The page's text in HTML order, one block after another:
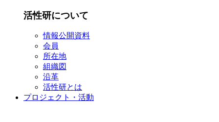
活性研について
情報公開資料
会員
所在地
組織図
沿革
活性研とは
プロジェクト・活動